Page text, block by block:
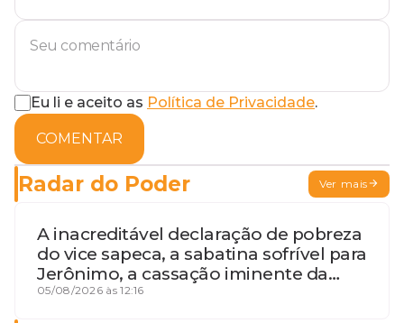
Eu li e aceito as Política de Privacidade.
COMENTAR
Radar do Poder Ver mais
A inacreditável declaração de pobreza
do vice sapeca, a sabatina sofrível para
Jerônimo, a cassação iminente da
desembargadora e a vaga do Quinto
05/08/2026 às 12:16